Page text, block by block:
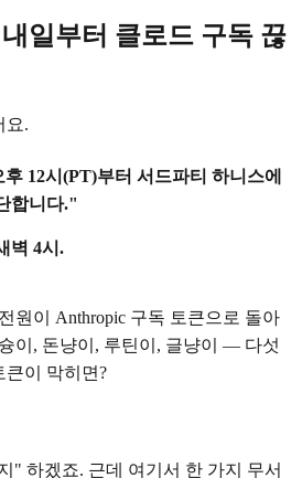
일부터 클로드 구독 끊
요.
12시(PT)부터 서드파티 하니스에
합니다."
벽 4시.
원이 Anthropic 구독 토큰으로 돌아
이, 돈냥이, 루틴이, 글냥이 — 다섯
큰이 막히면?
" 하겠죠. 근데 여기서 한 가지 무서